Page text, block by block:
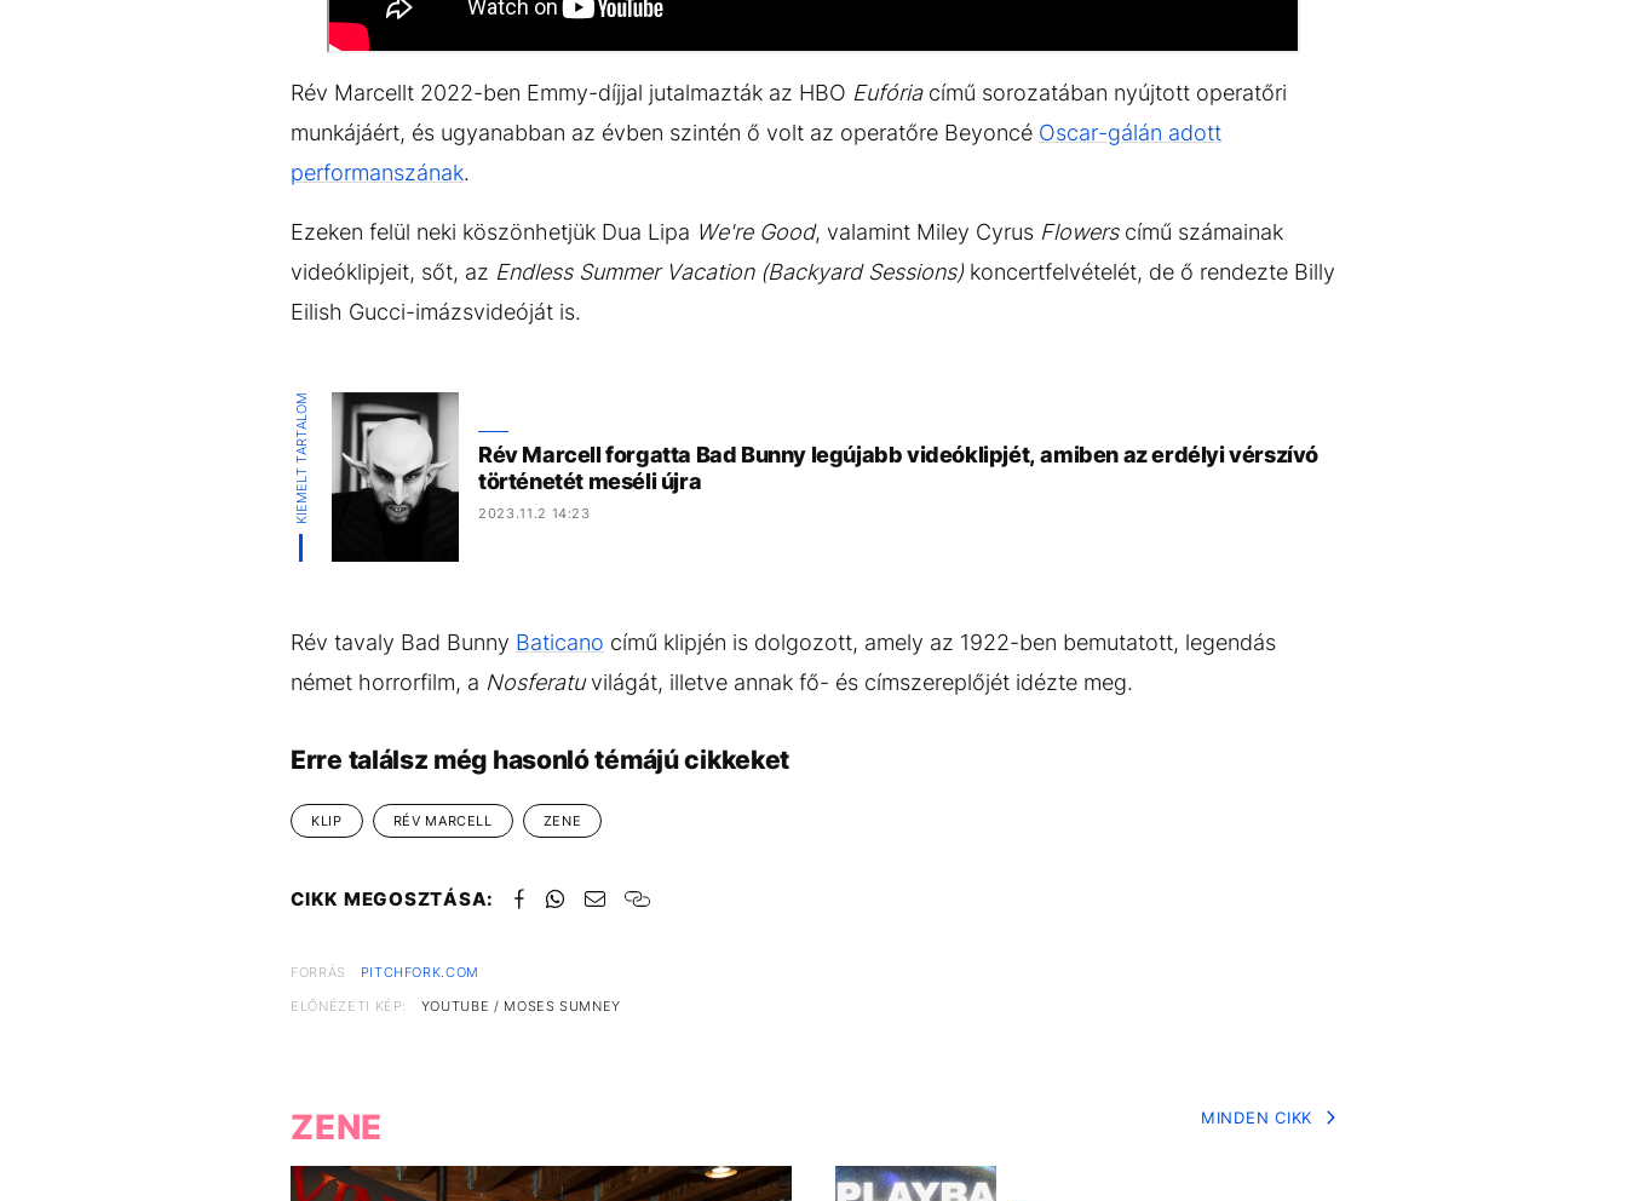
Rév Marcellt 2022-ben Emmy-díjjal jutalmazták az HBO Eufóriacímű sorozatában nyújtott operatőri
munkájáért, és ugyanabban az évben szintén ő volt az operatőre Beyoncé Oscar-gálán adott
performanszának.
Ezeken felül neki köszönhetjük Dua Lipa We're Good, valamint Miley Cyrus Flowerscímű számainak
videóklipjeit, sőt, az Endless Summer Vacation (Backyard Sessions)koncertfelvételét, de ő rendezte Billy
Eilish Gucci-imázsvideóját is.
KIEMELT TARTALOM
Rév Marcell forgatta Bad Bunny legújabb videóklipjét, amiben az erdélyi vérszívó
történetét meséli újra
2023.11.2 14:23
Rév tavaly Bad Bunny Baticano című klipjén is dolgozott, amely az 1922-ben bemutatott, legendás
német horrorfilm, a Nosferatuvilágát, illetve annak fő- és címszereplőjét idézte meg.
Erre találsz még hasonló témájú cikkeket
KLIP RÉV MARCELL ZENE
CIKK MEGOSZTÁSA:
FORRÁS
PITCHFORK.COM
ELŐNÉZETI KÉP:
YOUTUBE / MOSES SUMNEY
ZENE MINDEN CIKK